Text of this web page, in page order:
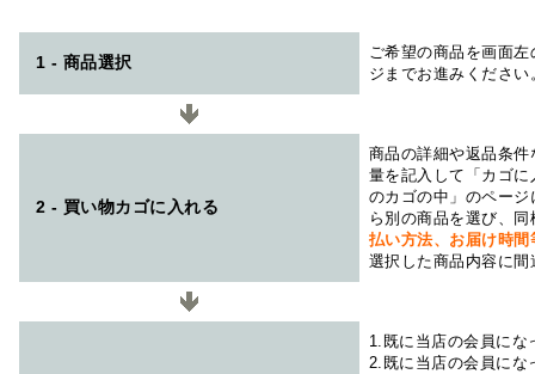
1 - 商品選択
ご希望の商品を画面
ジまでお進みください
2 - 買い物カゴに入れる
商品の詳細や返品条
量を記入して「カゴ
のカゴの中」のペー
ら別の商品を選び、
払い方法、お届け時
選択した商品内容に
1.既に当店の会員にな
2.既に当店の会員にな